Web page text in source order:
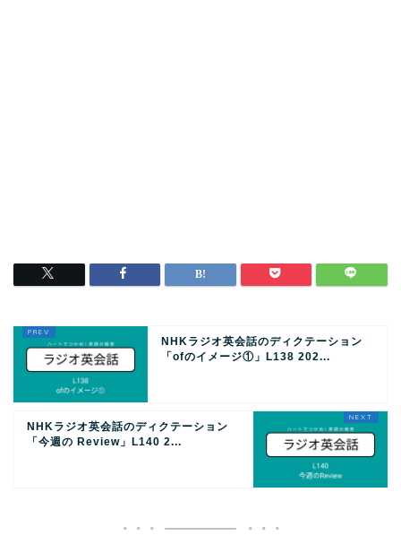
NHKラジオ英会話のディクテーション
「ofのイメージ①」L138 202...
NHKラジオ英会話のディクテーション
「今週の Review」L140 2...